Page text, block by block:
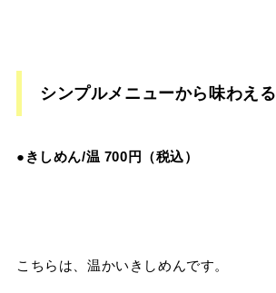
シンプルメニューから味わえ
● きしめん/温 700円（税込）
こちらは、温かいきしめんです。